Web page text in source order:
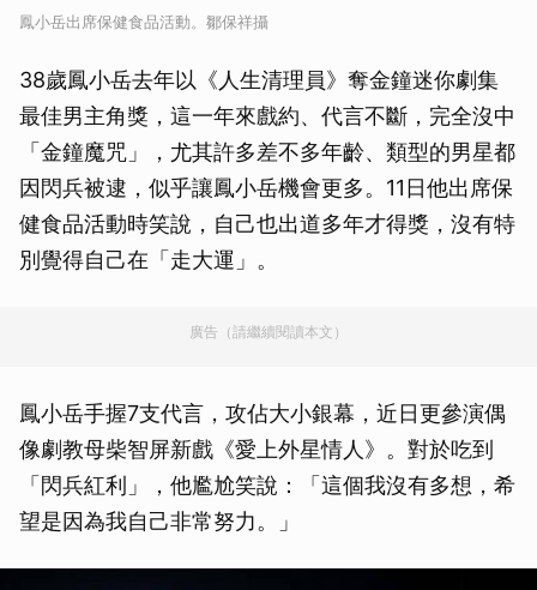
鳳小岳出席保健食品活動。鄒保祥攝
38歲鳳小岳去年以《人生清理員》奪金鐘迷你劇集
最佳男主角獎，這一年來戲約、代言不斷，完全沒中
「金鐘魔咒」，尤其許多差不多年齡、類型的男星都
因閃兵被逮，似乎讓鳳小岳機會更多。11日他出席保
健食品活動時笑說，自己也出道多年才得獎，沒有特
別覺得自己在「走大運」。
廣告（請繼續閱讀本文）
鳳小岳手握7支代言，攻佔大小銀幕，近日更參演偶
像劇教母柴智屏新戲《愛上外星情人》。對於吃到
「閃兵紅利」，他尷尬笑說：「這個我沒有多想，希
望是因為我自己非常努力。」